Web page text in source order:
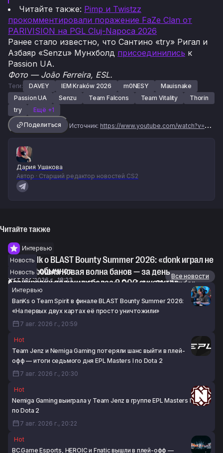
Читайте также: Pimp и Twistzz
прокомментировали поражение FaZe Clan от
PARIVISION на PGL Cluj-Napoca 2026
Ранее стало известно, что Сантино «try» Ригал и
Азбаяр «Senzu» Мунхболд присоединились к
Passion UA.
Фото — João Ferreira, ESL.
Теги: DAVEY IEM Kraków 2026 m0NESY
Mauisnake
Passion UA
Senzu Team Falcons Team Vitality
Thorin
try
Ещё +1
Поделиться
Источник: https://www.youtube.com/watch?v=OB5_A4NioTw
Дария Ушакова
Автор · Старший редактор новостей CS2
Читайте также
Интервью
Devilwalk о BLAST Bounty Summer 2026: «donk играл не
так, как обычно»
7 авг. 2026 г., 18:23
Новость
В CS2 прошла новая волна банов — за день
блокировки получили более 9 000 аккаунтов
7 авг. 2026 г., 16:52
Новость
Анонсирован женский турнир Fragster Challenger
Female Masters #1 по CS2
7 авг. 2026 г., 16:26
Новости
Все новости
Интервью
BanKs о Team Spirit в финале BLAST Bounty Summer 2026:
«На первых двух картах её просто уничтожили»
7 авг. 2026 г., 20:59
Hot
Team Jenz и Nemiga Gaming потеряли шанс выйти в плей-
офф — итоги седьмого дня EPL Masters I по Dota 2
7 авг. 2026 г., 20:30
Hot
Nemiga Gaming выиграла у Team Jenz в группе EPL Masters I
по Dota 2
7 авг. 2026 г., 20:22
Hot
BC.Game Esports, HEROIC и Fnatic вышли в плей-офф —